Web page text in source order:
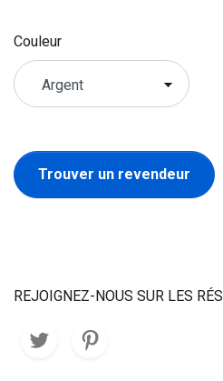
Couleur
Trouver un revendeur
REJOIGNEZ-NOUS SUR LES